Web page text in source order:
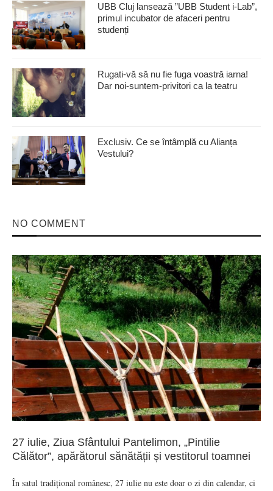
UBB Cluj lansează ”UBB Student i-Lab”,
primul incubator de afaceri pentru
studenți
Rugati-vă să nu fie fuga voastră iarna!
Dar noi-suntem-privitori ca la teatru
Exclusiv. Ce se întâmplă cu Alianța
Vestului?
NO COMMENT
27 iulie, Ziua Sfântului Pantelimon, „Pintilie
Călător”, apărătorul sănătății și vestitorul toamnei
În satul tradițional românesc, 27 iulie nu este doar o zi din calendar, ci